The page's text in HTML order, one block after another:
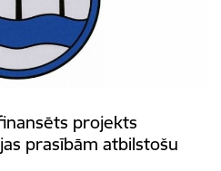
projekts
prasībām atbilstošu